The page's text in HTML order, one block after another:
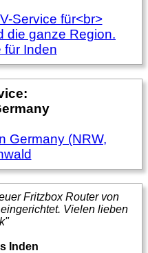
Fritzbox Router von
Vielen lieben
Inden